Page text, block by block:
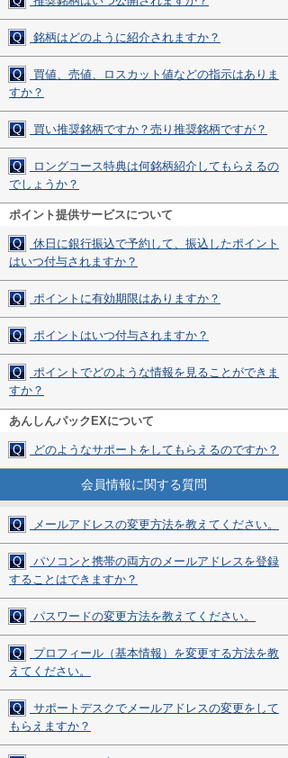
Q 銘柄はどのように紹介されますか？
Q
買値、売値、ロスカット値などの指示はありま
すか？
Q 買い推奨銘柄ですか？売り推奨銘柄ですが？
Q
ロングコース特典は何銘柄紹介してもらえるの
でしょうか？
ポイント提供サービスについて
Q
休日に銀行振込で予約して、振込したポイント
はいつ付与されますか？
Q ポイントに有効期限はありますか？
Q ポイントはいつ付与されますか？
Q
ポイントでどのような情報を見ることができま
すか？
あんしんパックEXについて
Q どのようなサポートをしてもらえるのですか？
会員情報に関する質問
Q メールアドレスの変更方法を教えてください。
Q
パソコンと携帯の両方のメールアドレスを登録
することはできますか？
Q パスワードの変更方法を教えてください。
Q
プロフィール（基本情報）を変更する方法を教
えてください。
Q
サポートデスクでメールアドレスの変更をして
もらえますか？